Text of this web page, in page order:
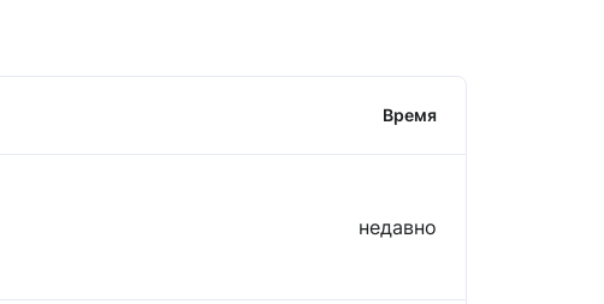
Время
недавно